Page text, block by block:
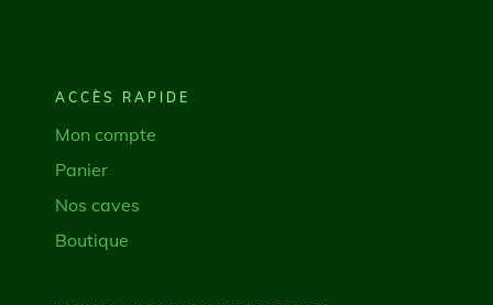
ACCÈS RAPIDE
Mon compte
Panier
Nos caves
Boutique